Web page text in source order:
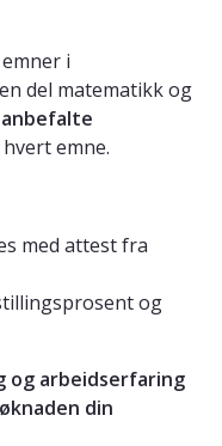
i
del matematikk og
anbefalte
emne.
med attest fra
og
og arbeidserfaring
din